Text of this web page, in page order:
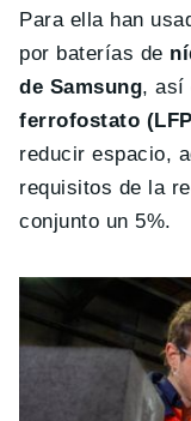
Para ella han
por baterías de
de Samsung, así
ferrofostato
reducir espacio,
requisitos de la
conjunto un 5%.